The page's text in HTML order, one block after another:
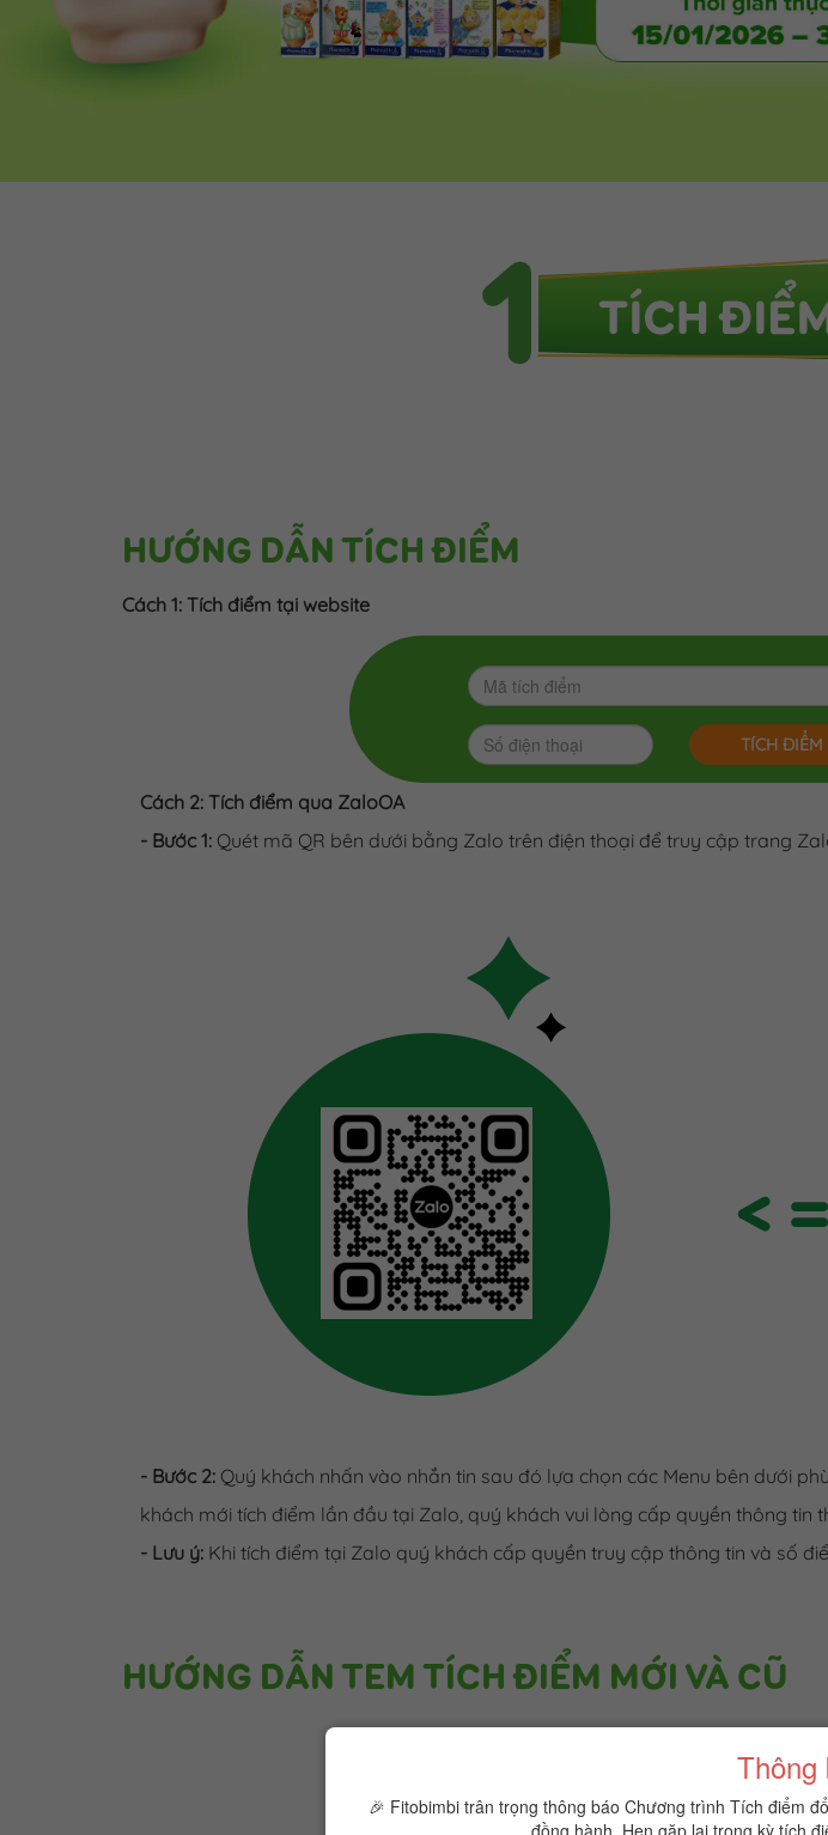
HƯỚNG DẪN TÍCH ĐIỂM
Cách 1: Tích điểm tại website
TÍCH ĐIỂM
Cách 2: Tích điểm qua ZaloOA
- Bước 1: Quét mã QR bên dưới bằng Zalo trên điện thoại để truy cập trang
- Bước 2: Quý khách nhấn vào nhắn tin sau đó lựa chọn các Menu bên dưới
khách mới tích điểm lần đầu tại Zalo, quý khách vui lòng cấp quyền thông tin
- Lưu ý: Khi tích điểm tại Zalo quý khách cấp quyền truy cập thông tin và số
HƯỚNG DẪN TEM TÍCH ĐIỂM MỚI VÀ CŨ
Thông
🎉 Fitobimbi trân trọng thông báo Chương trình Tích điểm
đồng hành. Hẹn gặp lại trong kỳ tích